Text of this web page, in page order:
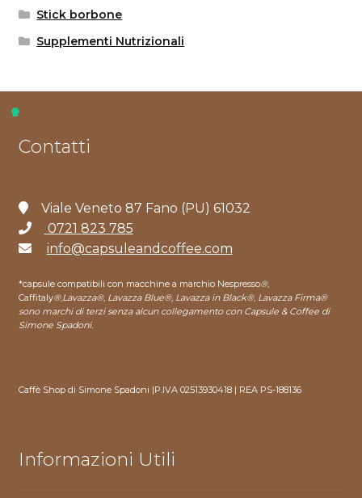
Stick borbone
Supplementi Nutrizionali
Contatti
Viale Veneto 87 Fano (PU) 61032
0721 823 785
info@capsuleandcoffee.com
*capsule compatibili con macchine a marchio Nespresso®,
Caffitaly®,Lavazza®, Lavazza Blue®, Lavazza in Black®, Lavazza Firma®
sono marchi di terzi senza alcun collegamento con Capsule & Coffee di
Simone Spadoni.
Caffè Shop di Simone Spadoni |P.IVA 02513930418 | REA PS-188136
Informazioni Utili